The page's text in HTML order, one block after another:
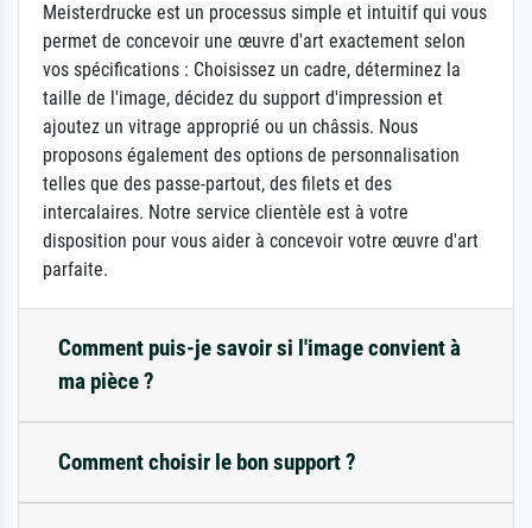
Meisterdrucke est un processus simple et intuitif qui vous
permet de concevoir une œuvre d'art exactement selon
vos spécifications : Choisissez un cadre, déterminez la
taille de l'image, décidez du support d'impression et
ajoutez un vitrage approprié ou un châssis. Nous
proposons également des options de personnalisation
telles que des passe-partout, des filets et des
intercalaires. Notre service clientèle est à votre
disposition pour vous aider à concevoir votre œuvre d'art
parfaite.
Comment puis-je savoir si l'image convient à
ma pièce ?
Comment choisir le bon support ?